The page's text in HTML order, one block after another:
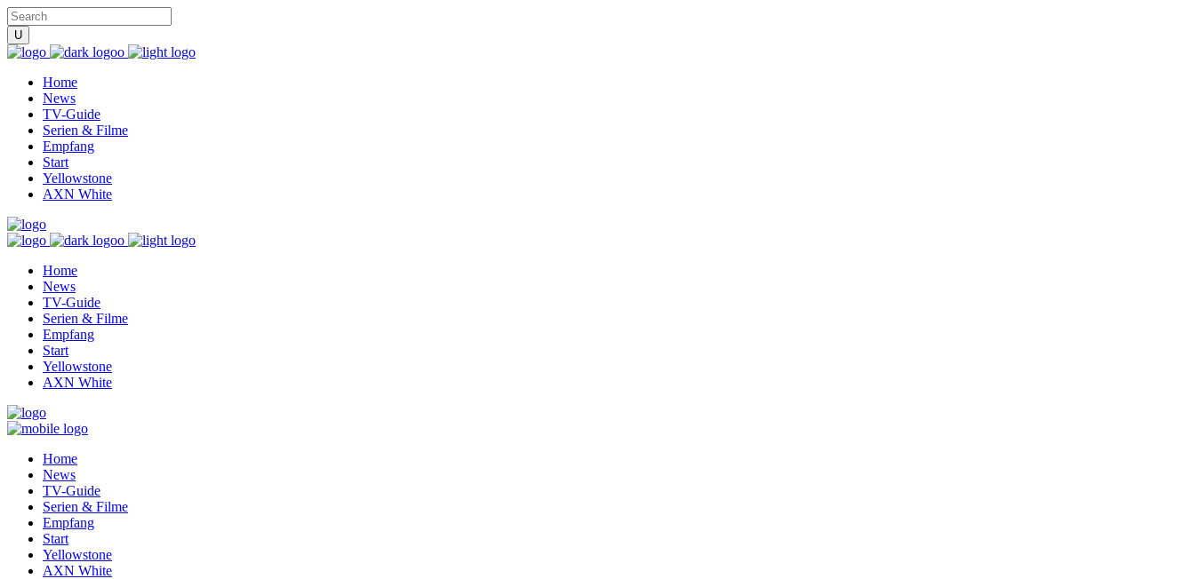
Home
News
TV-Guide
Serien & Filme
Empfang
Start
Yellowstone
AXN White
Home
News
TV-Guide
Serien & Filme
Empfang
Start
Yellowstone
AXN White
Home
News
TV-Guide
Serien & Filme
Empfang
Start
Yellowstone
AXN White